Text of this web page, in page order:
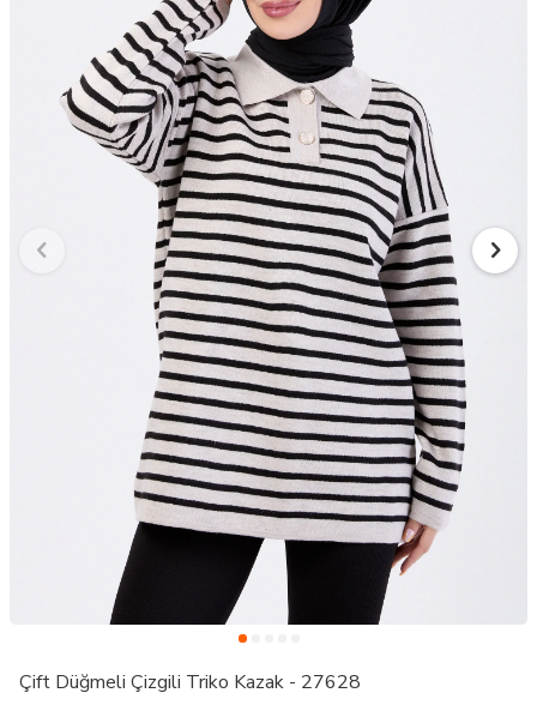
Çift Düğmeli Çizgili Triko Kazak - 27628